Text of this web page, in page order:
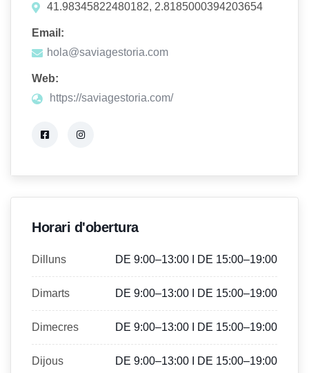
41.98345822480182, 2.8185000394203654
Email:
hola@saviagestoria.com
Web:
https://saviagestoria.com/
Horari d'obertura
Dilluns DE 9:00–13:00 I DE 15:00–19:00
Dimarts DE 9:00–13:00 I DE 15:00–19:00
Dimecres DE 9:00–13:00 I DE 15:00–19:00
Dijous DE 9:00–13:00 I DE 15:00–19:00